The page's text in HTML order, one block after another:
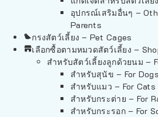
อุปกรณ์เสริมอื่นๆ –
Parents
กรงสัตว์เลี้ยง – Pet Cages
เลือกซื้อตามหมวดสัตว์เลี้ยง –
สำหรับสัตว์เลี้ยงลูกด้วยนม –
สำหรับสุนัข – For Dogs
สำหรับแมว – For Cats
สำหรับกระต่าย – For
สำหรับกระรอก – For